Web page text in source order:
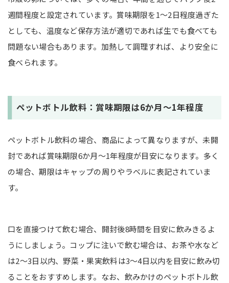
週間程度と設定されています。賞味期限を1〜2日程度過ぎた
としても、温度など保存方法が適切であれば生でも食べても
問題ない場合もあります。加熱して調理すれば、より安全に
食べられます。
ペットボトル飲料：賞味期限は6か月～1年程度
ペットボトル飲料の場合、商品によって異なりますが、未開
封であれば賞味期限6か月～1年程度が目安になります。多く
の場合、期限はキャップの周りやラベルに表記されていま
す。
口を直接つけて飲む場合、開封後8時間を目安に飲みきるよ
うにしましょう。コップに注いで飲む場合は、お茶や水など
は2～3日以内、野菜・果実飲料は3～4日以内を目安に飲み切
ることをおすすめします。なお、飲みかけのペットボトル飲